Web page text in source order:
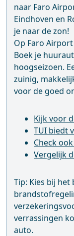
naar Faro
Eindhoven en
je naar de zon!
Op Faro
Boek je
hoogseizoen.
zuinig,
voor de goed
Kijk voor
TUI biedt
Check
Vergelijk
Tip: Kies bij
verrassingen
auto.